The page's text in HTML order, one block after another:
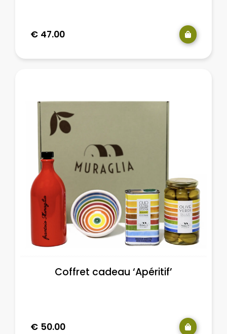
€ 47.00
Coffret cadeau ‘Apéritif’
€ 50.00